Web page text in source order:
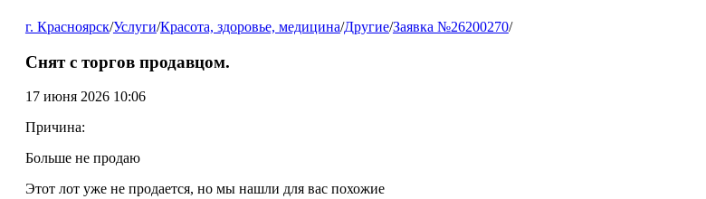
г. Красноярск/Услуги/Красота, здоровье, медицина/Другие/Заявка №26200270/
Снят с торгов продавцом.
17 июня 2026 10:06
Причина:
Больше не продаю
Этот лот уже не продается, но мы нашли для вас похожие